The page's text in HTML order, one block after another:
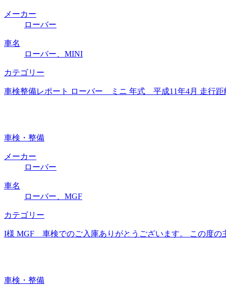
メーカー
ローバー
車名
ローバー、MINI
カテゴリー
車検整備レポート ローバー ミニ 年式 平成11年4月 走行
車検・整備
メーカー
ローバー
車名
ローバー、MGF
カテゴリー
I様 MGF 車検でのご入庫ありがとうございます。 この度
車検・整備